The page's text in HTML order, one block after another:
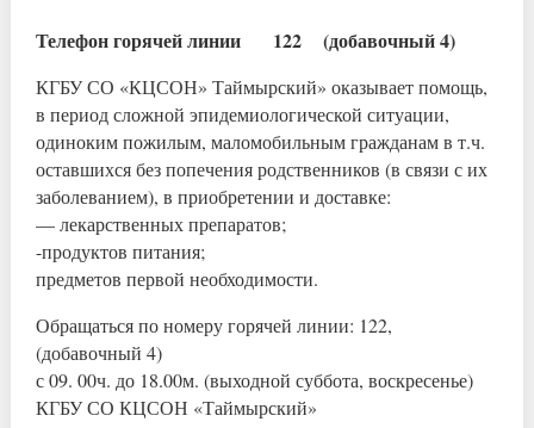
Телефон горячей линии 122 (добавочный 4)
КГБУ СО «КЦСОН» Таймырский» оказывает помощь,
в период сложной эпидемиологической ситуации,
одиноким пожилым, маломобильным гражданам в т.ч.
оставшихся без попечения родственников (в связи с их
заболеванием), в приобретении и доставке:
— лекарственных препаратов;
-продуктов питания;
предметов первой необходимости.
Обращаться по номеру горячей линии: 122,
(добавочный 4)
с 09. 00ч. до 18.00м. (выходной суббота, воскресенье)
КГБУ СО КЦСОН «Таймырский»